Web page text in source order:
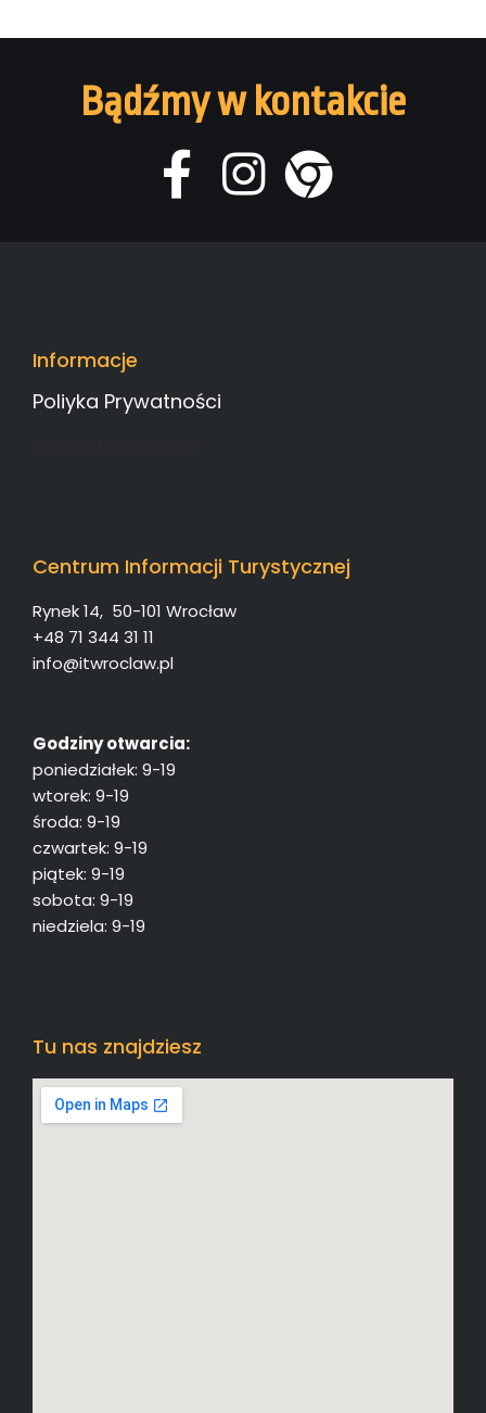
Bądźmy w kontakcie
Informacje
Poliyka Prywatności
Centrum Informacji Turystycznej
Rynek 14, 50-101 Wrocław
+48 71 344 31 11
info@itwroclaw.pl
Godziny otwarcia:
poniedziałek: 9-19
wtorek: 9-19
środa: 9-19
czwartek: 9-19
piątek: 9-19
sobota: 9-19
niedziela: 9-19
Tu nas znajdziesz